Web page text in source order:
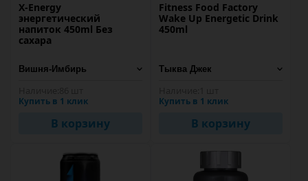
X-Energy
энергетический
напиток 450ml Без
сахара
Купить в 1 клик
В корзину
Fitness Food Factory
Wake Up Energetic Drink
450ml
Купить в 1 клик
В корзину